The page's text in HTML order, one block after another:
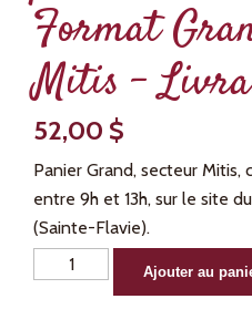
Format
Mitis –
52,00 $
Panier Grand, secteur
entre 9h et 13h, sur le site
(Sainte-Flavie).
quantité
Ajouter au